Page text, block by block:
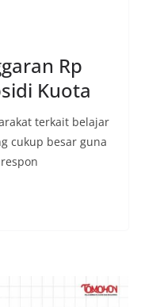
Rp
Kuota
terkait belajar
cukup besar guna